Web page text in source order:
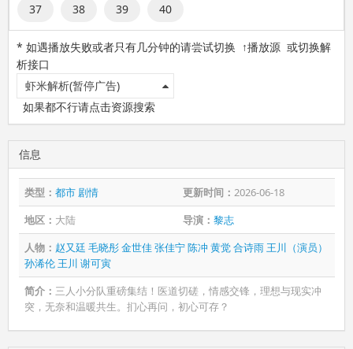
37
38 39 40
* 如遇播放失败或者只有几分钟的请尝试切换 ↑播放源 或切换解
析接口
虾米解析(暂停广告)
如果都不行请点击资源搜索
信息
类型： 都市 剧情 更新时间： 2026-06-18
地区： 大陆 导演： 黎志
人物： 赵又廷 毛晓彤金世佳张佳宁陈冲 黄觉合诗雨王川（演员）
孙浠伦王川 谢可寅
简介： 三人小分队重磅集结！医道切磋，情感交锋，理想与现实冲
突，无奈和温暖共生。扪心再问，初心可存？